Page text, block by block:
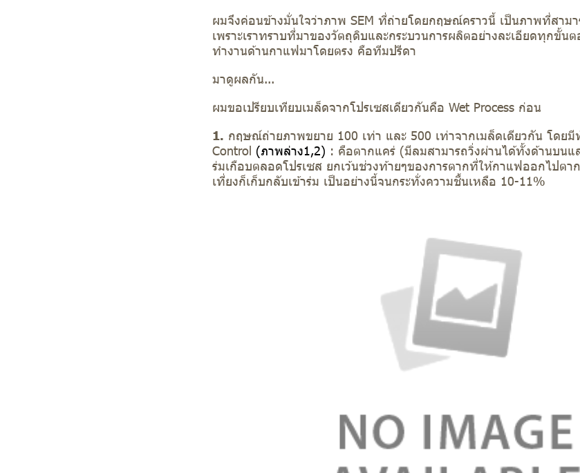
ผมจึงค่อนข้างมั่นใจว่าภาพ SEM ที่ถ่ายโดยกฤษณ์คราวนี้ เป็นภาพที่สาม
เพราะเราทราบที่มาของวัตถุดิบและกระบวนการผลิตอย่างละเอียดทุกขั้
ทำงานด้านกาแฟมาโดยตรง คือทีมปรีดา
มาดูผลกัน...
ผมขอเปรียบเทียบเมล็ดจากโปรเซสเดียวกันคือ Wet Process ก่อน
1. กฤษณ์ถ่ายภาพขยาย 100 เท่า และ 500 เท่าจากเมล็ดเดียวกัน โดยมี
Control (ภาพล่าง1,2) : คือตากแคร่ (มีลมสามารถวิ่งผ่านได้ทั้งด้านบน
ร่มเกือบตลอดโปรเซส ยกเว้นช่วงท้ายๆของการตากที่ให้กาแฟออกไปตา
เที่ยงก็เก็บกลับเข้าร่ม เป็นอย่างนี้จนกระทั่งความชื้นเหลือ 10-11%